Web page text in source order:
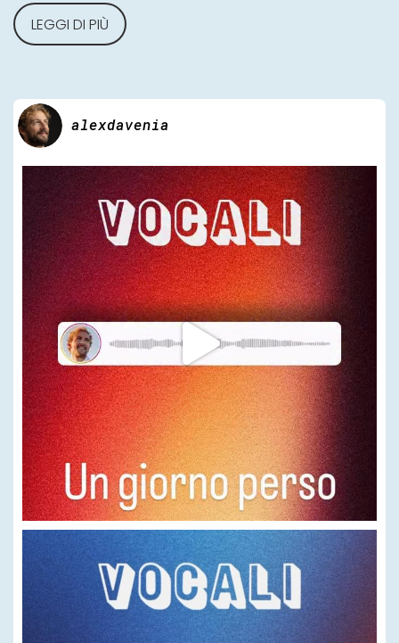
LEGGI DI PIÙ
alexdavenia